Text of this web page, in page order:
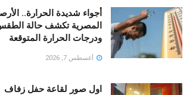
أجواء شديدة الحرارة..
المصرية تكشف حالة
ودرجات الحرارة المتوقعة
أغسطس 7, 2026
اول صور لقاعة حفل زفاف